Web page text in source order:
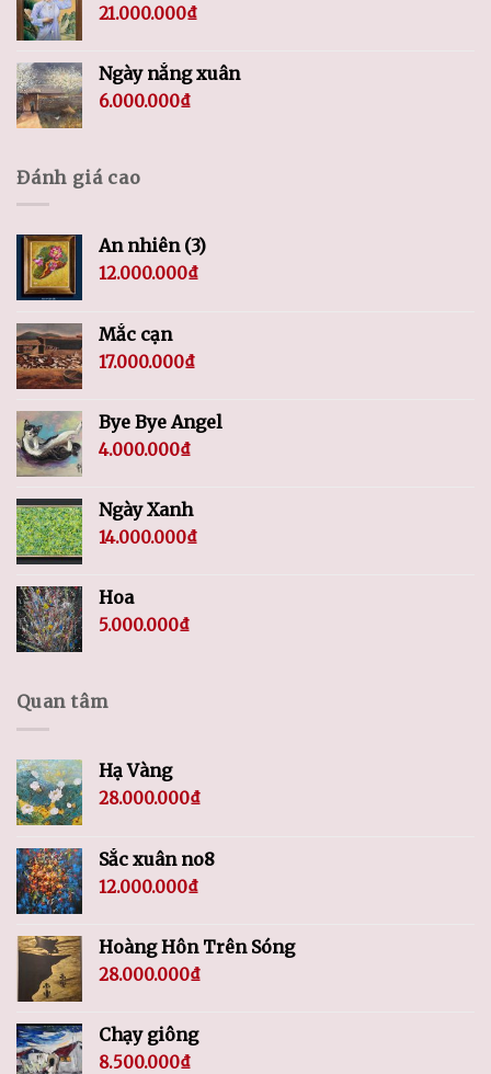
21.000.000₫
Ngày nắng xuân
6.000.000₫
Đánh giá cao
An nhiên (3)
12.000.000₫
Mắc cạn
17.000.000₫
Bye Bye Angel
4.000.000₫
Ngày Xanh
14.000.000₫
Hoa
5.000.000₫
Quan tâm
Hạ Vàng
28.000.000₫
Sắc xuân no8
12.000.000₫
Hoàng Hôn Trên Sóng
28.000.000₫
Chạy giông
8.500.000₫